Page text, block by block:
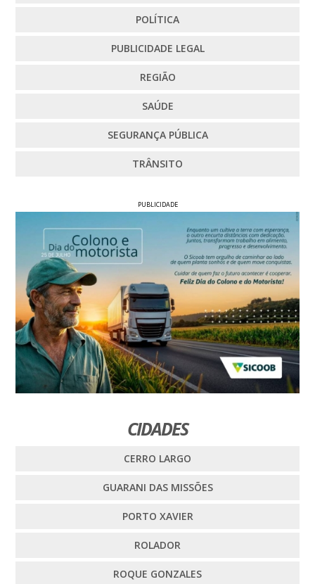
POLÍTICA
PUBLICIDADE LEGAL
REGIÃO
SAÚDE
SEGURANÇA PÚBLICA
TRÂNSITO
PUBLICIDADE
CIDADES
CERRO LARGO
GUARANI DAS MISSÕES
PORTO XAVIER
ROLADOR
ROQUE GONZALES